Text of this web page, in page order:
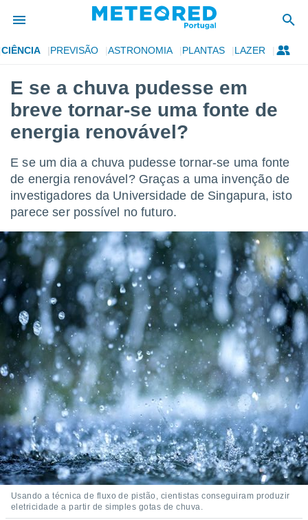
da
foi
para
fornecidas
a este
e
forma
digital
recolhidas
ou
permite-
a nossa
de alta
botão
ao
a
todos os
ACEITAR
CONTINUAR
CONFIGURAÇÕES
CIÊNCIA PREVISÃO ASTRONOMIA PLANTAS LAZER
E se a chuva pudesse em
breve tornar-se uma fonte de
energia renovável?
E se um dia a chuva pudesse tornar-se uma fonte
de energia renovável? Graças a uma invenção de
investigadores da Universidade de Singapura, isto
parece ser possível no futuro.
Usando a técnica de fluxo de pistão, cientistas conseguiram produzir
eletricidade a partir de simples gotas de chuva.